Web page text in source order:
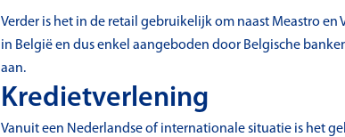
Verder is het in de retail gebruikelijk om naast Meastro
in België en dus enkel aangeboden door Belgische
aan.
Kredietverlening
Vanuit een Nederlandse of internationale situatie is het